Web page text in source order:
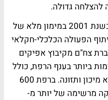
להצלחה גדולה.
הרפת הישראלית בסין הוקמה בשנת 2001 במימון מלא של
הפעולה הכלכלי-חקלאי
צח"ם מקיבוץ אפיקים
ביותר בענף הרפת, כולל
מערכות ניהול ובקרה וידע בנושא מיכון ותזונה. ברפת 600
מרשימה של יותר מ-